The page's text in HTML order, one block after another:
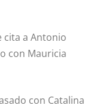
cita a Antonio
con Mauricia
con Catalina